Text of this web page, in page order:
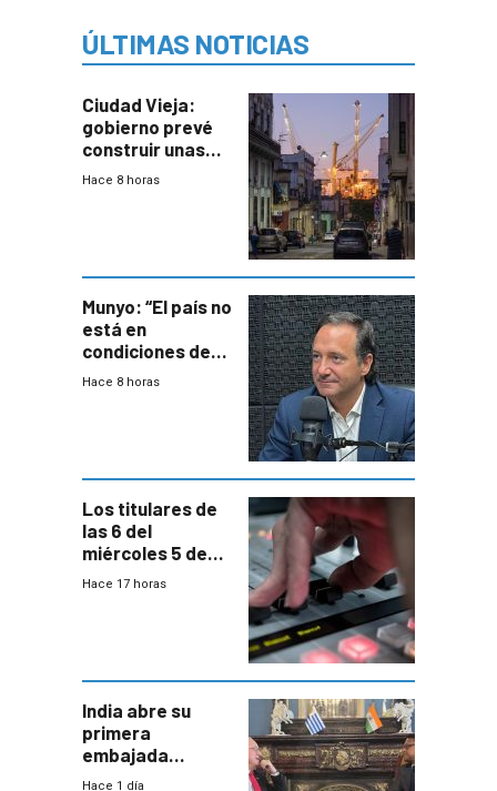
ÚLTIMAS NOTICIAS
Ciudad Vieja:
gobierno prevé
construir unas
mil viviendas en
Hace 8 horas
Munyo: “El país no
está en
condiciones de
enfrentar una
Hace 8 horas
Los titulares de
las 6 del
miércoles 5 de
agosto de 2026
Hace 17 horas
India abre su
primera
embajada
residente en
Hace 1 día